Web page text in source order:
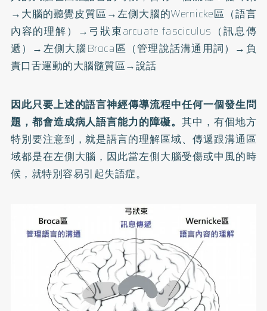
→大腦的聽覺皮質區→左側大腦的Wernicke區（語言
內容的理解）→弓狀束arcuate fasciculus（訊息傳
遞）→左側大腦Broca區（管理說話溝通用詞）→負
責口舌運動的大腦髓質區→說話
因此只要上述的語言神經傳導流程中任何一個發生問
題，都會造成病人語言能力的障礙。 其中，有個地方
特別要注意到，就是語言的理解區域、傳遞跟溝通區
域都是在左側大腦，因此當左側大腦受傷或中風的時
候，就特別容易引起失語症。